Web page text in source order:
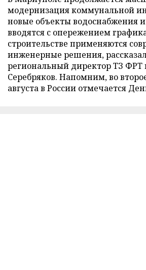
модернизация коммунальной
новые объекты водоснабжения
вводятся с опережением
строительстве применяются
инженерные решения,
региональный директор ТЗ
Серебряков. Напомним, во
августа в России отмечается